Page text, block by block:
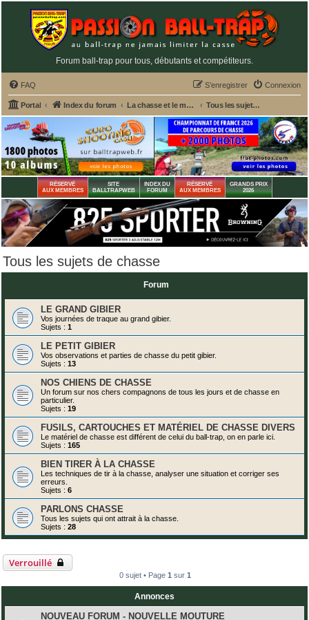
Forum ball-trap pour tous, débutants et compétiteurs.
FAQ Connexion
S’enregistrer
Portal Index du forum La chasse et le matériel de chasse Tous les sujets de chasse
RÉSERVÉ
AUX MEMBRES
SITE
BALLTRAPWEB
INDEX DU
FORUM
RÉSERVÉ
AUX MEMBRES
GRANDS PRIX
2026
Tous les sujets de chasse
Forum
LE GRAND GIBIER
Vos journées de traque au grand gibier.
Sujets : 1
LE PETIT GIBIER
Vos observations et parties de chasse du petit gibier.
Sujets : 13
NOS CHIENS DE CHASSE
Un forum sur nos chers compagnons de tous les jours et de chasse en
particulier.
Sujets : 19
FUSILS, CARTOUCHES ET MATÉRIEL DE CHASSE DIVERS
Le matériel de chasse est différent de celui du ball-trap, on en parle ici.
Sujets : 165
BIEN TIRER À LA CHASSE
Les techniques de tir à la chasse, analyser une situation et corriger ses
erreurs.
Sujets : 6
PARLONS CHASSE
Tous les sujets qui ont attrait à la chasse.
Sujets : 28
Verrouillé
0 sujet • Page 1 sur 1
Annonces
NOUVEAU FORUM - NOUVELLE MOUTURE